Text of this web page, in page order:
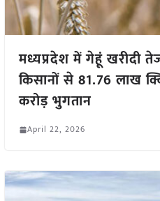
मध्यप्रदेश में गेहूं खरीदी
किसानों से 81.76 लाख
करोड़ भुगतान
April 22, 2026